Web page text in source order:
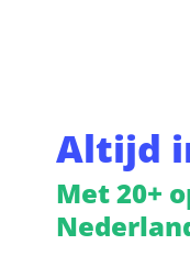
Altijd
Met 20+